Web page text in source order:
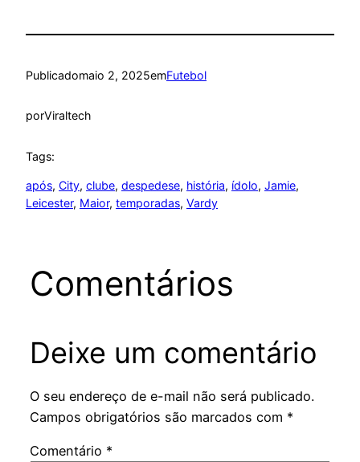
Publicadomaio 2, 2025emFutebol
porViraltech
Tags:
após, City, clube, despedese, história, ídolo, Jamie
Leicester, Maior, temporadas, Vardy
Comentários
Deixe um comentário
O seu endereço de e-mail não será publicado.
Campos obrigatórios são marcados com *
Comentário *